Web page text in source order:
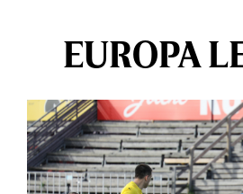
EUROPA